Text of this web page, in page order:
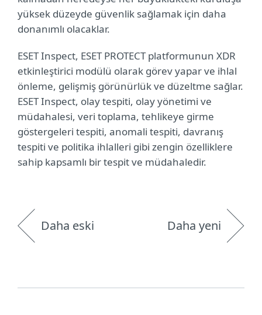
yüksek düzeyde güvenlik sağlamak için daha
donanımlı olacaklar.
ESET Inspect, ESET PROTECT platformunun XDR
etkinleştirici modülü olarak görev yapar ve ihlal
önleme, gelişmiş görünürlük ve düzeltme sağlar.
ESET Inspect, olay tespiti, olay yönetimi ve
müdahalesi, veri toplama, tehlikeye girme
göstergeleri tespiti, anomali tespiti, davranış
tespiti ve politika ihlalleri gibi zengin özelliklere
sahip kapsamlı bir tespit ve müdahaledir.
Daha eski Daha yeni